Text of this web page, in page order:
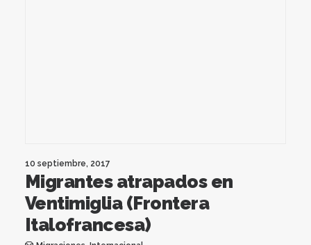
10 septiembre, 2017
Migrantes atrapados en
Ventimiglia (Frontera
Italofrancesa)